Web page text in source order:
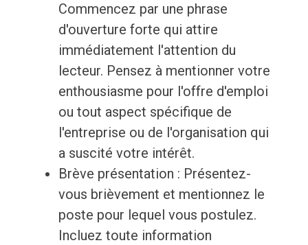
Commencez par une phrase
d'ouverture forte qui attire
immédiatement l'attention du
lecteur. Pensez à mentionner votre
enthousiasme pour l'offre d'emploi
ou tout aspect spécifique de
l'entreprise ou de l'organisation qui
a suscité votre intérêt.
Brève présentation : Présentez-
vous brièvement et mentionnez le
poste pour lequel vous postulez.
Incluez toute information